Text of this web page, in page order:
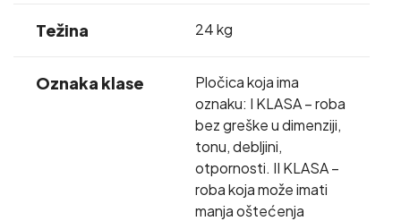
Težina 24 kg
Oznaka klase
Pločica koja ima
oznaku: I KLASA – roba
bez greške u dimenziji,
tonu, debljini,
otpornosti. II KLASA –
roba koja može imati
manja oštećenja